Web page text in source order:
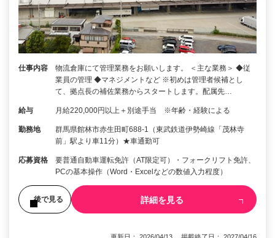
仕事内容
物流倉庫にて管理業務をお願いします。 ＜主な業務＞ ◆従
業員の管理 ◆マネジメントなど ※初めは管理者候補とし
て、拠点長の補佐業務からスタートします。配属先…
給与 月給220,000円以上＋別途手当 ※年齢・経験による
勤務地
群馬県館林市赤生田町688-1（東武鉄道伊勢崎線「茂林寺
前」駅より車11分）★車通勤可
応募資格
要普通自動車運転免許（AT限定可）・フォークリフト免許、
PCの基本操作（Word・Excelなどの数値入力程度）
後で見る 詳細を見る